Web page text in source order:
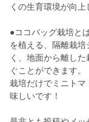
くの生育環境が向上
●ココバッグ栽培と
を植える、隔離栽
く、地面から離し
ぐことができます。
栽培だけでミニト
味しいです！